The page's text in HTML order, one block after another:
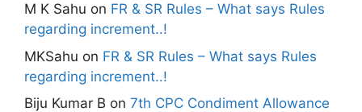
M K Sahu on FR & SR Rules – What says Rules
regarding increment..!
MKSahu on FR & SR Rules – What says Rules
regarding increment..!
Biju Kumar B on 7th CPC Condiment Allowance